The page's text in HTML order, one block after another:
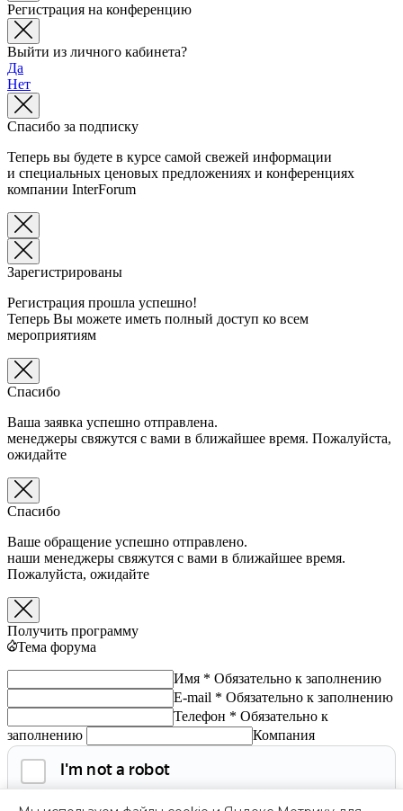
Регистрация на конференцию
Выйти из личного кабинета?
Да
Нет
Спасибо за подписку
Теперь вы будете в курсе самой свежей информации
и специальных ценовых предложениях и конференциях
компании InterForum
Зарегистрированы
Регистрация прошла успешно!
Теперь Вы можете иметь полный доступ ко всем
мероприятиям
Спасибо
Ваша заявка успешно отправлена.
менеджеры свяжутся с вами в ближайшее время. Пожалуйста,
ожидайте
Спасибо
Ваше обращение успешно отправлено.
наши менеджеры свяжутся с вами в ближайшее время.
Пожалуйста, ожидайте
Получить программу
Тема форума
Имя * Обязательно к заполнению
E-mail * Обязательно к заполнению
Телефон * Обязательно к
заполнению
Компания